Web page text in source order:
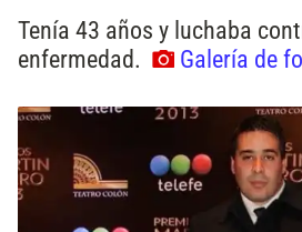
Tenía 43 años y luchaba
enfermedad.
Galería de